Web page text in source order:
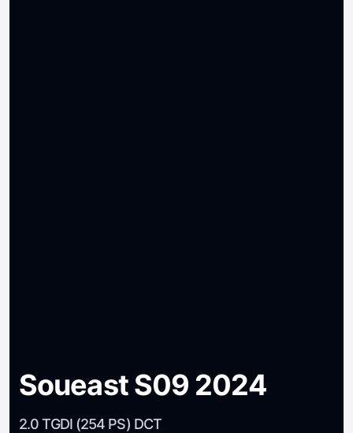
Soueast S09 2024
2.0 TGDI (254 PS) DCT